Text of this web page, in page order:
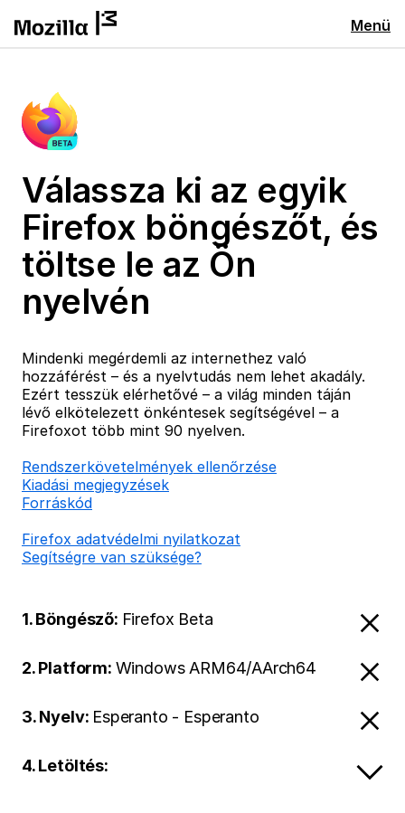
Menü
Válassza ki az egyik
Firefox böngészőt, és
töltse le az Ön
nyelvén
Mindenki megérdemli az internethez való
hozzáférést – és a nyelvtudás nem lehet akadály.
Ezért tesszük elérhetővé – a világ minden táján
lévő elkötelezett önkéntesek segítségével – a
Firefoxot több mint 90 nyelven.
Rendszerkövetelmények ellenőrzése
Kiadási megjegyzések
Forráskód
Firefox adatvédelmi nyilatkozat
Segítségre van szüksége?
1. Böngésző: Firefox Beta
2. Platform: Windows ARM64/AArch64
3. Nyelv: Esperanto - Esperanto
4. Letöltés: